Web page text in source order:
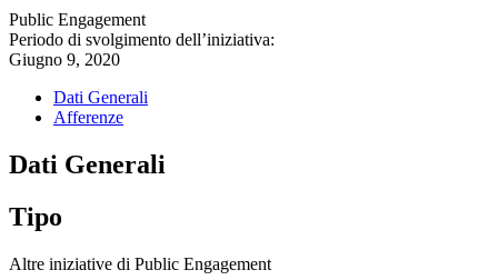
Public Engagement
Periodo di svolgimento dell’iniziativa:
Giugno 9, 2020
Dati Generali
Afferenze
Dati Generali
Tipo
Altre iniziative di Public Engagement